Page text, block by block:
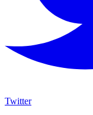
Twitter